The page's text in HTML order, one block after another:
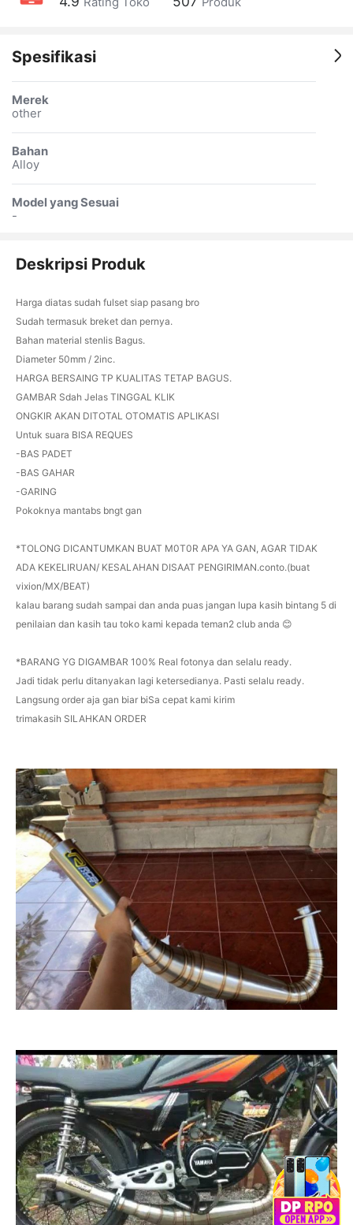
Spesifikasi
Merek
other
Bahan
Alloy
Model yang Sesuai
-
Deskripsi Produk
Harga diatas sudah fulset siap pasang bro
Sudah termasuk breket dan pernya.
Bahan material stenlis Bagus.
Diameter 50mm / 2inc.
HARGA BERSAING TP KUALITAS TETAP BAGUS.
GAMBAR Sdah Jelas TINGGAL KLIK
ONGKIR AKAN DITOTAL OTOMATIS APLIKASI
Untuk suara BISA REQUES
-BAS PADET
-BAS GAHAR
-GARING
Pokoknya mantabs bngt gan
*TOLONG DICANTUMKAN BUAT M0T0R APA YA GAN, AGAR TIDAK
ADA KEKELIRUAN/ KESALAHAN DISAAT PENGIRIMAN.conto.(buat
vixion/MX/BEAT)
kalau barang sudah sampai dan anda puas jangan lupa kasih bintang 5 di
penilaian dan kasih tau toko kami kepada teman2 club anda 😊
*BARANG YG DIGAMBAR 100% Real fotonya dan selalu ready.
Jadi tidak perlu ditanyakan lagi ketersedianya. Pasti selalu ready.
Langsung order aja gan biar biSa cepat kami kirim
trimakasih SILAHKAN ORDER